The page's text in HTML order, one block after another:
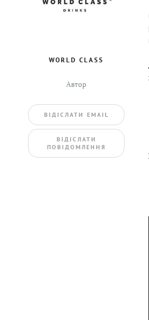
WORLD CLASS
Автор
ВIДIСЛАТИ EMAIL
BIДIСЛАТИ
ПОВIДОМЛЕННЯ